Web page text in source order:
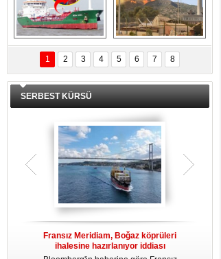
Göçmenlerin
imdadına Türk
sahipli MINA DENIZ
yetişti
Milas’taki yangın
yeniden termik
santrallere doğru
ilerliyor
1 2 3 4 5 6 7 8
SERBEST KÜRSÜ
Fransız Meridiam, Boğaz köprüleri
ihalesine hazırlanıyor iddiası